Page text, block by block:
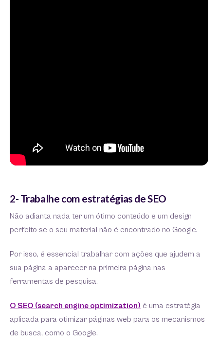
2- Trabalhe com estratégias de SEO
Não adianta nada ter um ótimo conteúdo e um design
perfeito se o seu material não é encontrado no Google.
Por isso, é essencial trabalhar com ações que ajudem a
sua página a aparecer na primeira página nas
ferramentas de pesquisa.
O SEO (search engine optimization) é uma estratégia
aplicada para otimizar páginas web para os mecanismos
de busca, como o Google.